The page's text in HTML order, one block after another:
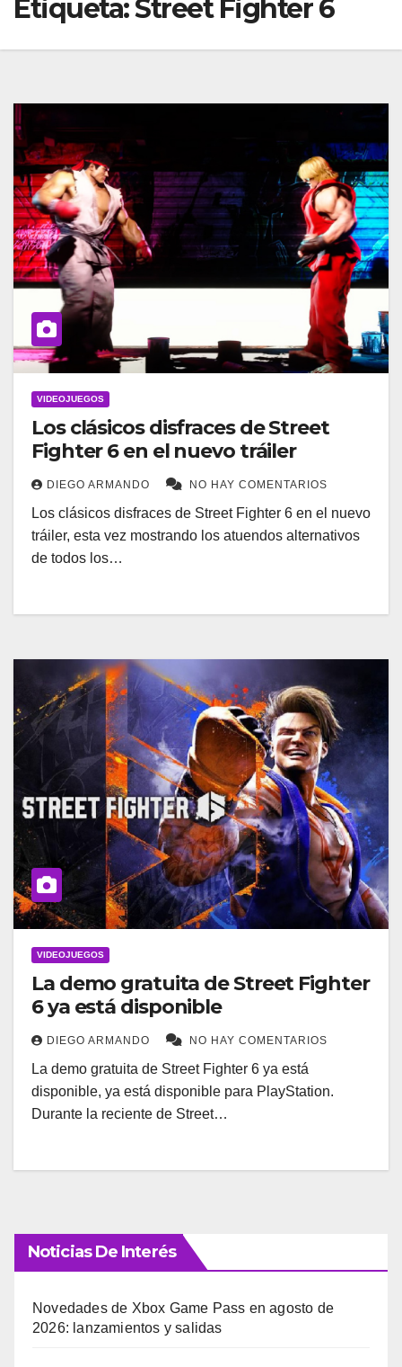
Etiqueta:Street Fighter 6
VIDEOJUEGOS
Los clásicos disfraces de Street
Fighter 6 en el nuevo tráiler
DIEGO ARMANDO NO HAY COMENTARIOS
Los clásicos disfraces de Street Fighter 6 en el nuevo
tráiler, esta vez mostrando los atuendos alternativos
de todos los…
VIDEOJUEGOS
La demo gratuita de Street Fighter
6 ya está disponible
DIEGO ARMANDO NO HAY COMENTARIOS
La demo gratuita de Street Fighter 6 ya está
disponible, ya está disponible para PlayStation.
Durante la reciente de Street…
Noticias De Interés
Novedades de Xbox Game Pass en agosto de
2026: lanzamientos y salidas